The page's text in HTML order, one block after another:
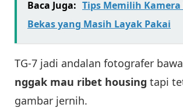
Baca Juga: Tips Memilih Kamera
Bekas yang Masih Layak Pakai
TG-7 jadi andalan fotografer
nggak mau ribet housing tapi
gambar jernih.